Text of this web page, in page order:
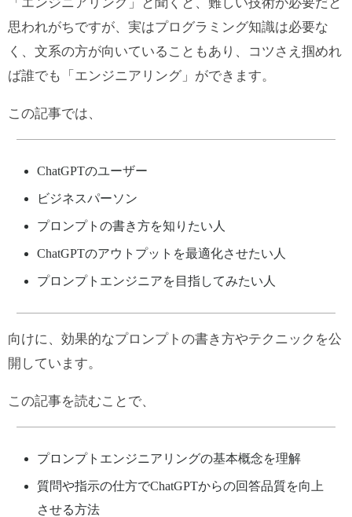
思われがちですが、実はプログラミング知識は必要な
く、文系の方が向いていることもあり、コツさえ掴めれ
ば誰でも「エンジニアリング」ができます。
この記事では、
ChatGPTのユーザー
ビジネスパーソン
プロンプトの書き方を知りたい人
ChatGPTのアウトプットを最適化させたい人
プロンプトエンジニアを目指してみたい人
向けに、効果的なプロンプトの書き方やテクニックを公
開しています。
この記事を読むことで、
プロンプトエンジニアリングの基本概念を理解
質問や指示の仕方でChatGPTからの回答品質を向上
させる方法